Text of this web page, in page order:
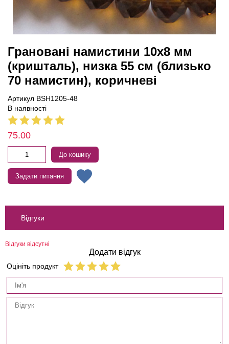
Грановані намистини 10х8 мм
(кришталь), низка 55 см (близько
70 намистин), коричневі
Артикул BSH1205-48
В наявності
75.00
До кошику
Задати питання
Відгуки
Відгуки відсутні
Додати відгук
Оцініть продукт